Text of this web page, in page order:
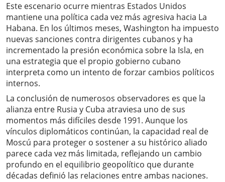
Este escenario ocurre mientras Estados Unidos
mantiene una política cada vez más agresiva hacia La
Habana. En los últimos meses, Washington ha impuesto
nuevas sanciones contra dirigentes cubanos y ha
incrementado la presión económica sobre la Isla, en
una estrategia que el propio gobierno cubano
interpreta como un intento de forzar cambios políticos
internos.
La conclusión de numerosos observadores es que la
alianza entre Rusia y Cuba atraviesa uno de sus
momentos más difíciles desde 1991. Aunque los
vínculos diplomáticos continúan, la capacidad real de
Moscú para proteger o sostener a su histórico aliado
parece cada vez más limitada, reflejando un cambio
profundo en el equilibrio geopolítico que durante
décadas definió las relaciones entre ambas naciones.